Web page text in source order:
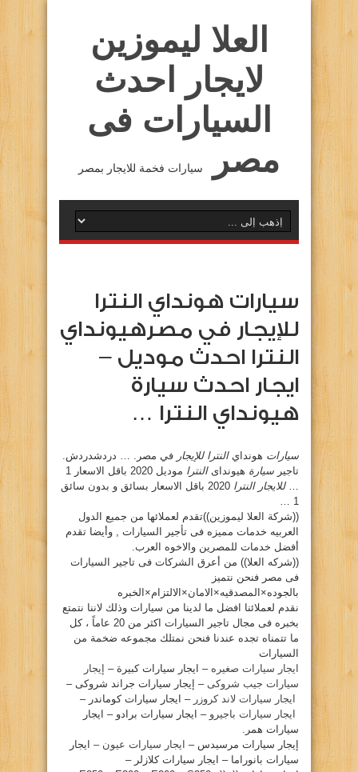
العلا ليموزين
لايجار احدث
السيارات فى
مصر
سيارات فخمة للايجار بمصر
سيارات هونداي النترا
للإيجار في مصرهيونداي
النترا احدث موديل –
ايجار احدث سيارة
هيونداي النترا …
سيارات هوندايالنترا للإيجار في مصر. … دردشدردش.
تاجير سيارة هيونداىالنترا
موديل 2020 باقل الاسعار 1
…للايجار النترا
2020 باقل الاسعار بسائق و بدون سائق
1 …
((شركة العلا ليموزين))تقدم لعملائها من جميع الدول
العربيه خدمات مميزه فى تأجير السيارات , وأيضا تقدم
أفضل خدمات للمصرين والاخوه العرب.
((شركه العلا)) من أعرق الشركات فى تاجير السيارات
فى مصر فنحن نتميز
بالجوده×المصدقيه×الامان×الالتزام×الخبره
نقدم لعملائنا افضل ما لدينا من سيارات وذلك لاننا نتمتع
بخبره فى مجال تاجير السيارات اكثر من 20 عاماً ، كل
ما تتمناه تجده عندنا فنحن نمتلك مجموعه ضخمة من
السيارات
ايجار سيارات صغيره– ايجار سيارات كبيرة – إيجار
سيارات جيب شروكى– إيجار سيارات جراند شروكى –
ايجار سيارات لاند كروزر – ايجار سيارات كوماندر –
ايجار سيارات باجيرو – ايجار سيارات برادو – ايجار
سيارات همر.
إيجار سيارات مرسيدس – ايجار سيارات عيون – ايجار
سيارات بانوراما – ايجار سيارات كلازلر –